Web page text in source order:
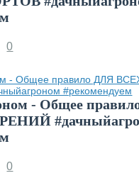
0
- Общее
0